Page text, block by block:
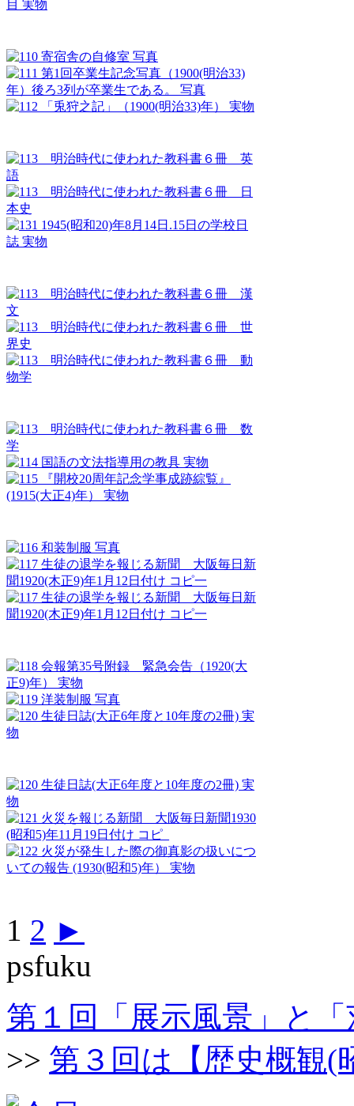
1 2 ►
psfuku
第１回「展示風景」と
>> 第３回は【歴史概観(